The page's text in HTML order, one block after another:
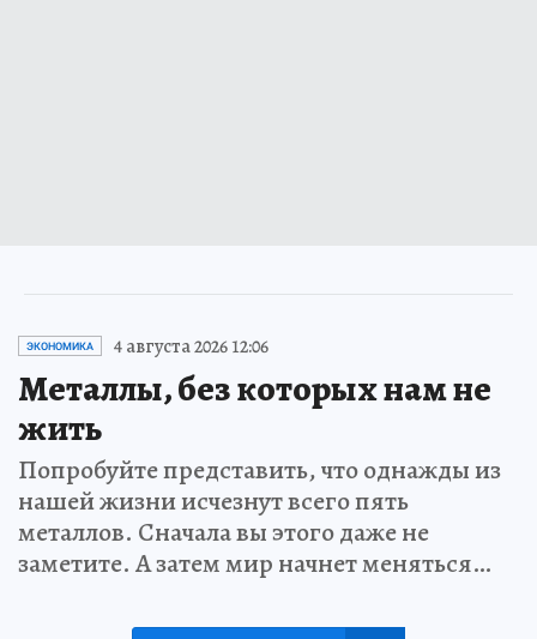
ЭКОНОМИКА 4 августа 2026 12:06
Металлы, без которых нам не
жить
Попробуйте представить, что однажды из
нашей жизни исчезнут всего пять
металлов. Сначала вы этого даже не
заметите. А затем мир начнет меняться…